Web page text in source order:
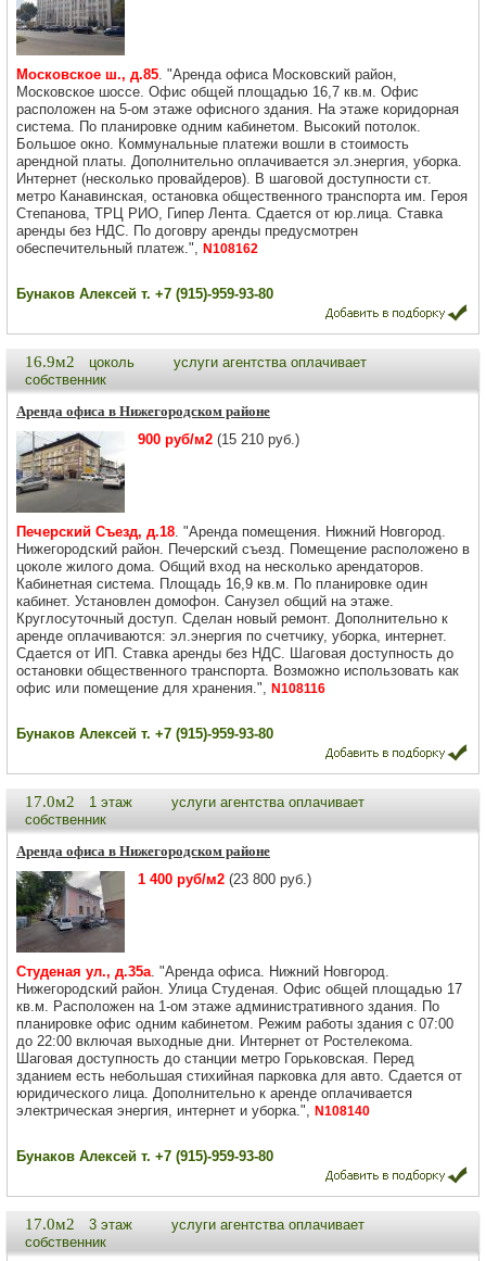
Московское ш., д.85. "Аренда офиса Московский район,
Московское шоссе. Офис общей площадью 16,7 кв.м. Офис
расположен на 5-ом этаже офисного здания. На этаже коридорная
система. По планировке одним кабинетом. Высокий потолок.
Большое окно. Коммунальные платежи вошли в стоимость
арендной платы. Дополнительно оплачивается эл.энергия, уборка.
Интернет (несколько провайдеров). В шаговой доступности ст.
метро Канавинская, остановка общественного транспорта им. Героя
Степанова, ТРЦ РИО, Гипер Лента. Сдается от юр.лица. Ставка
аренды без НДС. По договру аренды предусмотрен
обеспечительный платеж.", N108162
Бунаков Алексей т. +7 (915)-959-93-80
16.9м2 цоколь
услуги агентства оплачивает
собственник
Аренда офиса в Нижегородском районе
900 руб/м2 (15 210 руб.)
Печерский Съезд, д.18. "Аренда помещения. Нижний Новгород.
Нижегородский район. Печерский съезд. Помещение расположено в
цоколе жилого дома. Общий вход на несколько арендаторов.
Кабинетная система. Площадь 16,9 кв.м. По планировке один
кабинет. Установлен домофон. Санузел общий на этаже.
Круглосуточный доступ. Сделан новый ремонт. Дополнительно к
аренде оплачиваются: эл.энергия по счетчику, уборка, интернет.
Сдается от ИП. Ставка аренды без НДС. Шаговая доступность до
остановки общественного транспорта. Возможно использовать как
офис или помещение для хранения.", N108116
Бунаков Алексей т. +7 (915)-959-93-80
17.0м2 1 этаж
услуги агентства оплачивает
собственник
Аренда офиса в Нижегородском районе
1 400 руб/м2 (23 800 руб.)
Студеная ул., д.35а. "Аренда офиса. Нижний Новгород.
Нижегородский район. Улица Студеная. Офис общей площадью 17
кв.м. Расположен на 1-ом этаже административного здания. По
планировке офис одним кабинетом. Режим работы здания с 07:00
до 22:00 включая выходные дни. Интернет от Ростелекома.
Шаговая доступность до станции метро Горьковская. Перед
зданием есть небольшая стихийная парковка для авто. Сдается от
юридического лица. Дополнительно к аренде оплачивается
электрическая энергия, интернет и уборка.", N108140
Бунаков Алексей т. +7 (915)-959-93-80
17.0м2 3 этаж
услуги агентства оплачивает
собственник